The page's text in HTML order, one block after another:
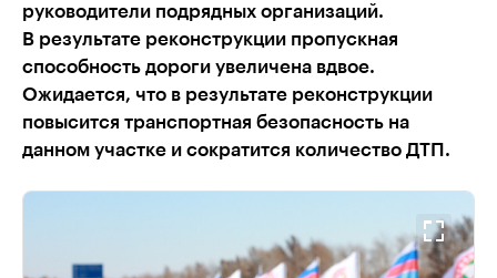
руководители подрядных организаций.
В результате реконструкции пропускная
способность дороги увеличена вдвое.
Ожидается, что в результате реконструкции
повысится транспортная безопасность на
данном участке и сократится количество ДТП.